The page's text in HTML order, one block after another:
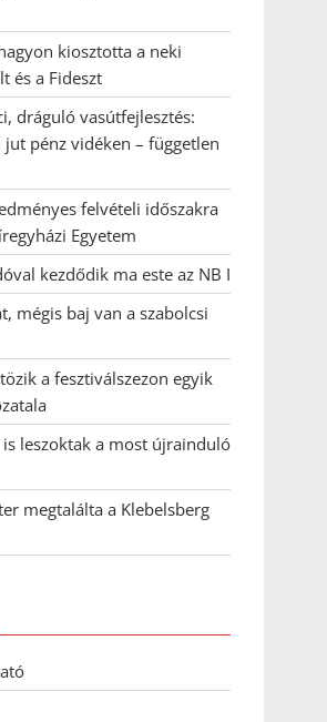
kiosztotta a neki
és a Fideszt
dráguló vasútfejlesztés:
pénz vidéken – független
felvételi időszakra
Egyetem
kezdődik ma este az NB I
mégis baj van a szabolcsi
a fesztiválszezon egyik
leszoktak a most újrainduló
megtalálta a Klebelsberg